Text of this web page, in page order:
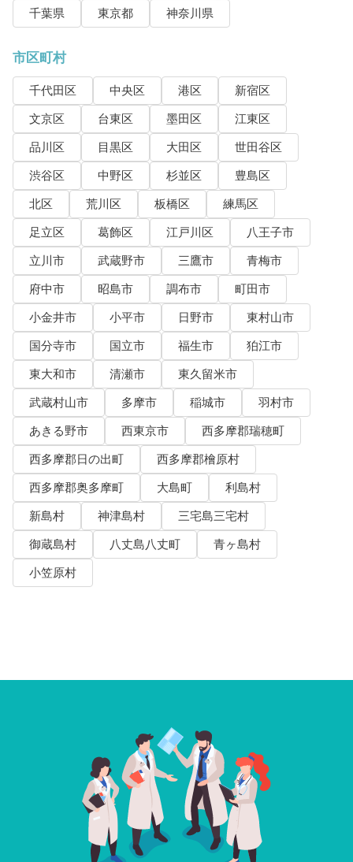
千葉県
東京都 神奈川県
市区町村
千代田区 中央区 港区
新宿区
文京区
台東区 墨田区
江東区
品川区
目黒区 大田区
世田谷区
渋谷区
中野区 杉並区
豊島区
北区
荒川区 板橋区
練馬区
足立区
葛飾区 江戸川区
八王子市
立川市
武蔵野市 三鷹市
青梅市
府中市
昭島市 調布市
町田市
小金井市
小平市 日野市
東村山市
国分寺市
国立市 福生市
狛江市
東大和市
清瀬市
東久留米市
武蔵村山市
多摩市 稲城市
羽村市
あきる野市
西東京市
西多摩郡瑞穂町
西多摩郡日の出町
西多摩郡檜原村
西多摩郡奥多摩町
大島町
利島村
新島村
神津島村
三宅島三宅村
御蔵島村
八丈島八丈町
青ヶ島村
小笠原村